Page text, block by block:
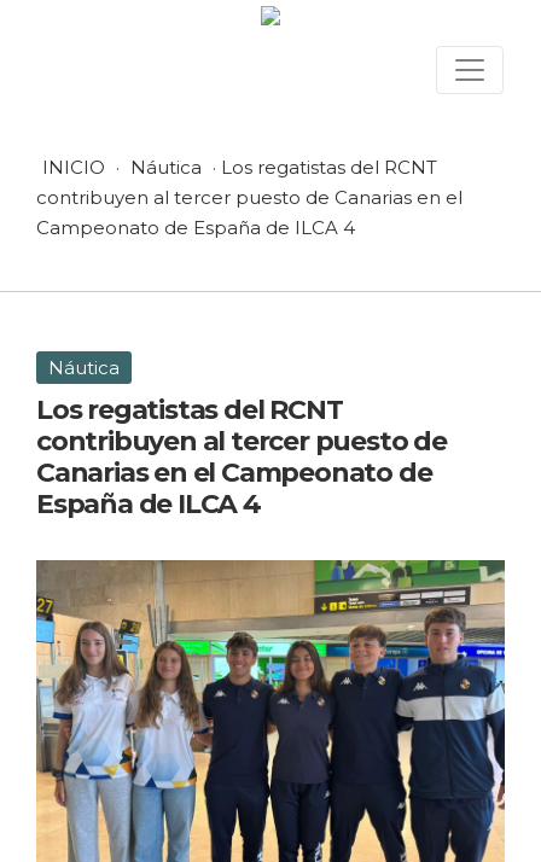
INICIO · Náutica · Los regatistas del RCNT
contribuyen al tercer puesto de Canarias en el
Campeonato de España de ILCA 4
Náutica
Los regatistas del RCNT
contribuyen al tercer puesto de
Canarias en el Campeonato de
España de ILCA 4